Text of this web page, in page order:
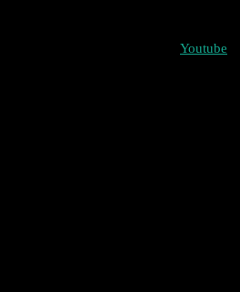
Youtube